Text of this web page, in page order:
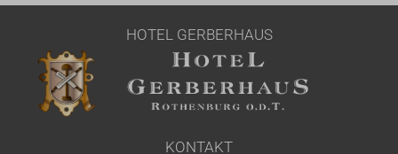
HOTEL GERBERHAUS
KONTAKT